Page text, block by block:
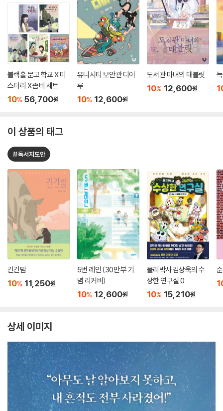
블랙홀 문고 학교 X 미
스터리 X 좀비 세트
10% 56,700원
유니시티 보안관 디어
루
10% 12,600원
도서관 마녀의 태블릿
10% 12,600원
이 상품의 태그
#독서지도안
긴긴밤
10% 11,250원
5번 레인 (30만 부 기
념 리커버)
10% 12,600원
물리박사 김상욱의 수
상한 연구실 0
10% 15,210원
상세 이미지